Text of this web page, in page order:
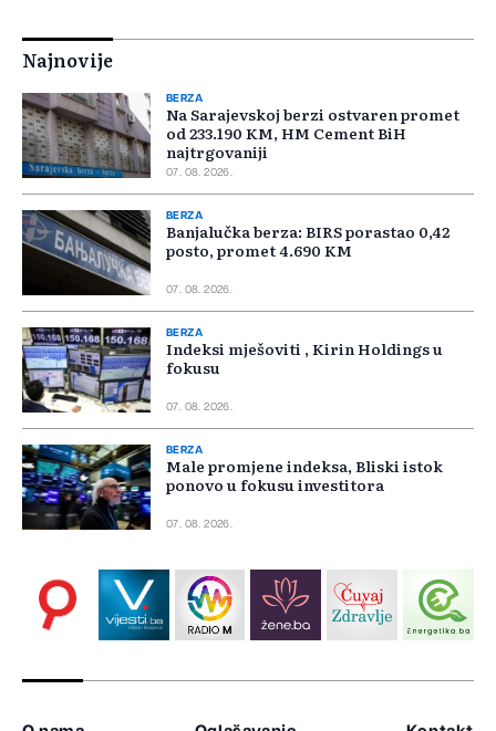
Najnovije
BERZA
Na Sarajevskoj berzi ostvaren promet
od 233.190 KM, HM Cement BiH
najtrgovaniji
07. 08. 2026.
BERZA
Banjalučka berza: BIRS porastao 0,42
posto, promet 4.690 KM
07. 08. 2026.
BERZA
Indeksi mješoviti , Kirin Holdings u
fokusu
07. 08. 2026.
BERZA
Male promjene indeksa, Bliski istok
ponovo u fokusu investitora
07. 08. 2026.